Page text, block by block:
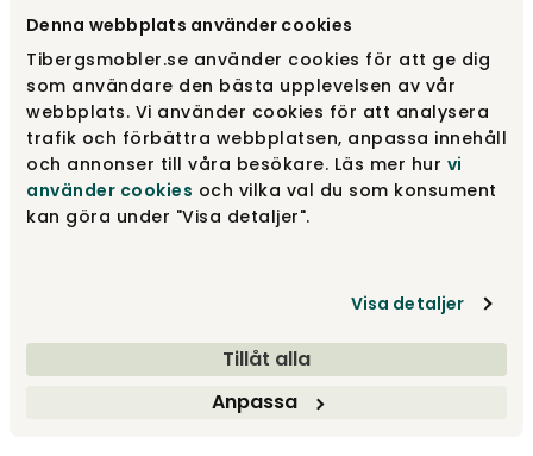
Denna webbplats använder cookies
Tibergsmobler.se använder cookies för att ge dig
som användare den bästa upplevelsen av vår
webbplats. Vi använder cookies för att analysera
trafik och förbättra webbplatsen, anpassa innehåll
och annonser till våra besökare. Läs mer hur vi
använder cookies och vilka val du som konsument
kan göra under "Visa detaljer".
Visa detaljer
Tillåt alla
Anpassa
Hel plade
Delt plade Fra19 680 kr